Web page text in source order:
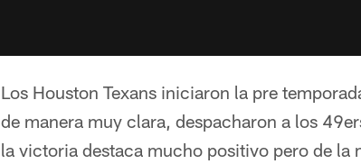
Los Houston Texans iniciaron la pre
de manera muy clara, despacharon a los
la victoria destaca mucho positivo pero de la